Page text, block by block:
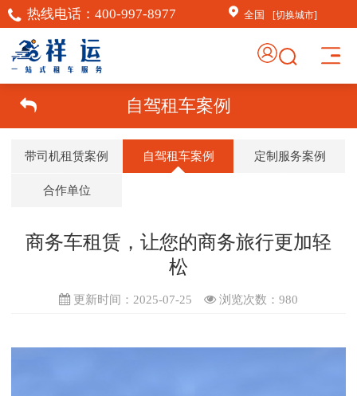
热线电话： 400-997-8977 全国 [切换城市]
自驾租车案例
带司机租赁案例 自驾租车案例 定制服务案例
合作单位
商务车租赁，让您的商务旅行更加轻
松
更新时间：2025-07-25 浏览次数： 980
感谢信任！
祥运汽车租赁（北京）有
限公司周琦竭诚为您服
常见问题